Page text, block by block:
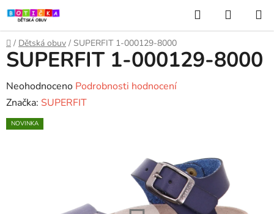
Přejít
na
obsah
Hledat
KOŠÍK
Domů
/ Dětská obuv / SUPERFIT 1-000129-8000
SUPERFIT 1-000129-8000
Průměrné
hodnocení
produktu
Neohodnoceno Podrobnosti hodnocení
Značka: SUPERFIT
NOVINKA